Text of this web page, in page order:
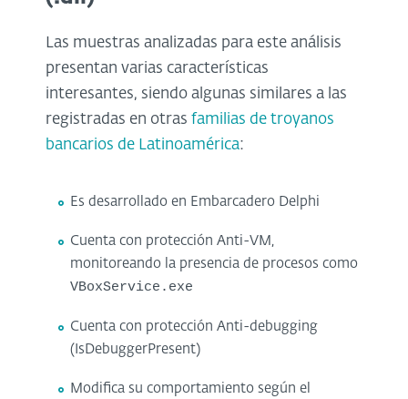
Las muestras analizadas para este análisis
presentan varias características
interesantes, siendo algunas similares a las
registradas en otras familias de troyanos
bancarios de Latinoamérica:
Es desarrollado en Embarcadero Delphi
Cuenta con protección Anti-VM,
monitoreando la presencia de procesos como
VBoxService.exe
Cuenta con protección Anti-debugging
(IsDebuggerPresent)
Modifica su comportamiento según el